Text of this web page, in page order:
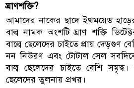
ঘ্রাণশক্তি?
আমাদের নাকের ছাদে ইথময়েড
বাল্ব নামক অংশটি ঘ্রাণ শক্তি
বাল্বে ছেলেদের চাইতে প্রায় দেড়গুণ
নন নিউরণ এবং টোটাল সেল
বাল্ব ছেলেদের চাইতে বেশি সমৃদ্ধ।
ছেলেদের তুলনায় প্রখর।